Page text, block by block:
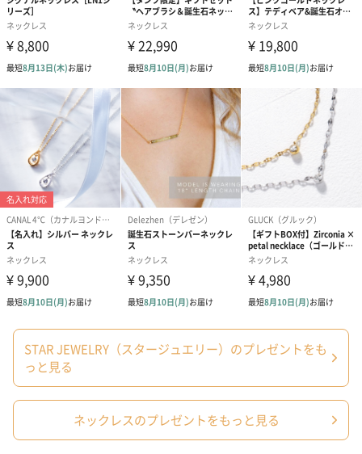
STAR JEWELRY（スタージュエリー）のプレゼントをも
っと見る
ネックレスのプレゼントをもっと見る